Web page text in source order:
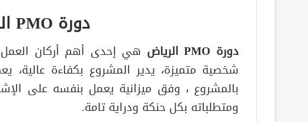
دورة PMO
دورة PMOالرياض هي إحدى أهم أركان العمل
شخصية متميزة، يدير المشروع بكفاءة عالية،
بالمشروع ، وفق ميزانية يعمل بنفسه على
ومتطلباته بكل حنكة ودراية تامة.